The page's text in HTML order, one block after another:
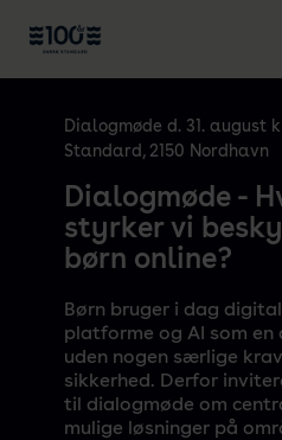
Dialogmøde d. 31. august
Standard, 2150 Nordhavn
Dialogmøde -
styrker vi
børn online?
Børn bruger i dag
platforme og AI som en
uden nogen særlige
sikkerhed. Derfor
til dialogmøde om
mulige løsninger på